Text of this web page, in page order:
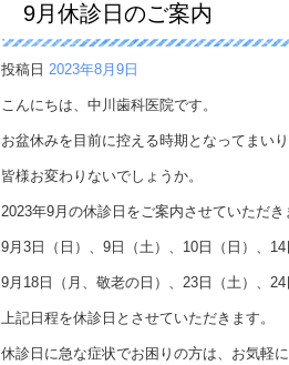
9月休診日のご案内
投稿日 2023年8月9日
こんにちは、中川歯科医院です。
お盆休みを目前に控える時期となってまいり
皆様お変わりないでしょうか。
2023年9月の休診日をご案内させていただき
9月3日（日）、9日（土）、10日（日）、14
9月18日（月、敬老の日）、23日（土）、24
上記日程を休診日とさせていただきます。
休診日に急な症状でお困りの方は、お気軽